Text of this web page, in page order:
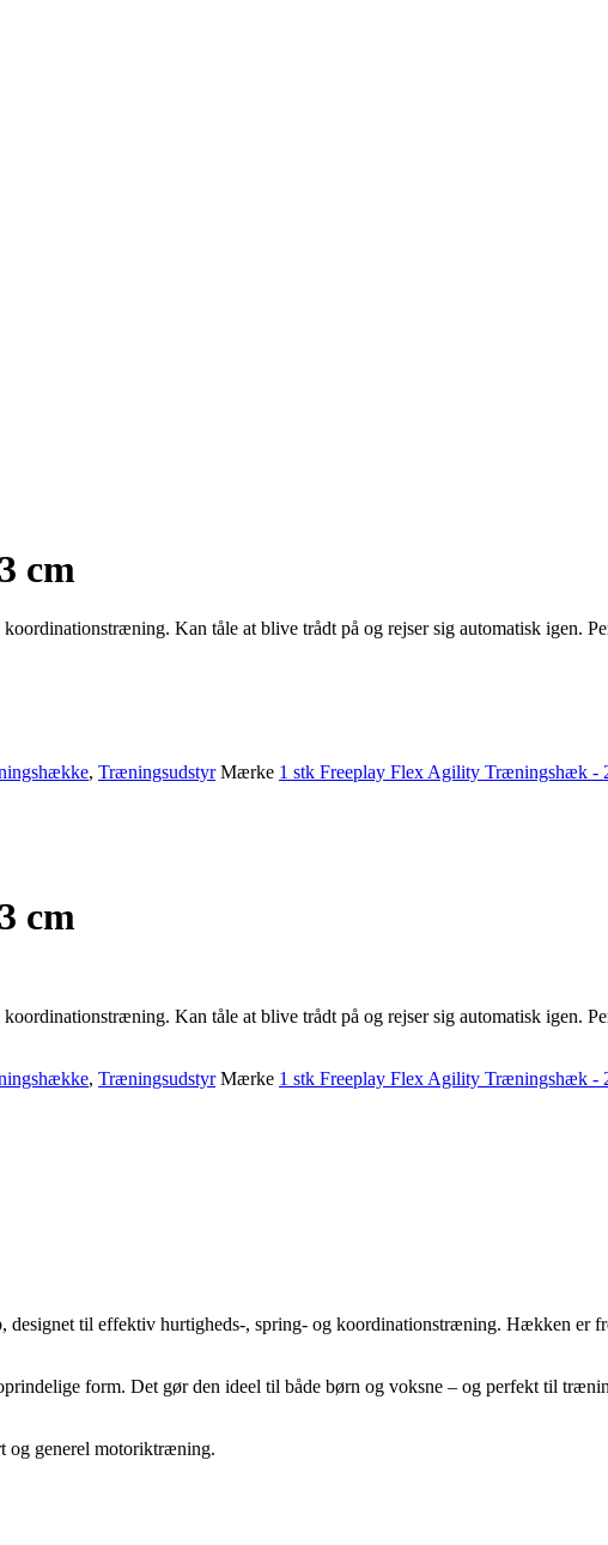
cm
Kan tåle at blive trådt på og rejser sig automatisk igen.
, Træningsudstyr Mærke 1 stk Freeplay Flex Agility Træningshæk -
cm
Kan tåle at blive trådt på og rejser sig automatisk igen.
, Træningsudstyr Mærke 1 stk Freeplay Flex Agility Træningshæk -
til effektiv hurtigheds-, spring- og koordinationstræning. Hækken er
form. Det gør den ideel til både børn og voksne – og perfekt til
og generel motoriktræning.